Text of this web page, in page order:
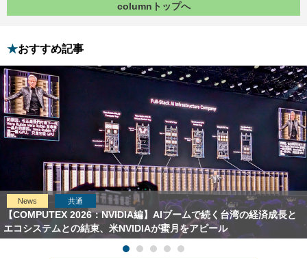
columnトップへ
おすすめ記事
News 共通
【COMPUTEX 2026：NVIDIA編】AIブームで続く台湾の経済成長と
エコシステムとの結束、米NVIDIAが蜜月をアピール